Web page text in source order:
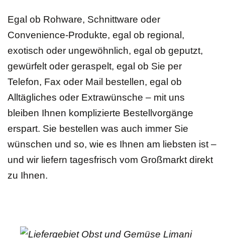
Egal ob Rohware, Schnittware oder
Convenience-Produkte, egal ob regional,
exotisch oder ungewöhnlich, egal ob geputzt,
gewürfelt oder geraspelt, egal ob Sie per
Telefon, Fax oder Mail bestellen, egal ob
Alltägliches oder Extrawünsche – mit uns
bleiben Ihnen komplizierte Bestellvorgänge
erspart. Sie bestellen was auch immer Sie
wünschen und so, wie es Ihnen am liebsten ist –
und wir liefern tagesfrisch vom Großmarkt direkt
zu Ihnen.